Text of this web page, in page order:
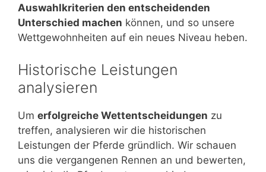
Auswahlkriterien den entscheidenden
Unterschied machen können, und so unsere
Wettgewohnheiten auf ein neues Niveau heben.
Historische Leistungen
analysieren
Um erfolgreiche Wettentscheidungen zu
treffen, analysieren wir die historischen
Leistungen der Pferde gründlich. Wir schauen
uns die vergangenen Rennen an und bewerten,